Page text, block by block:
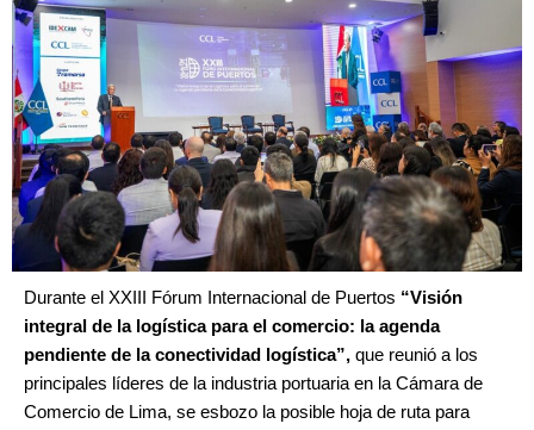
Durante el XXIII Fórum Internacional de Puertos “Visión
integral de la logística para el comercio: la agenda
pendiente de la conectividad logística”, que reunió a los
principales líderes de la industria portuaria en la Cámara de
Comercio de Lima, se esbozo la posible hoja de ruta para